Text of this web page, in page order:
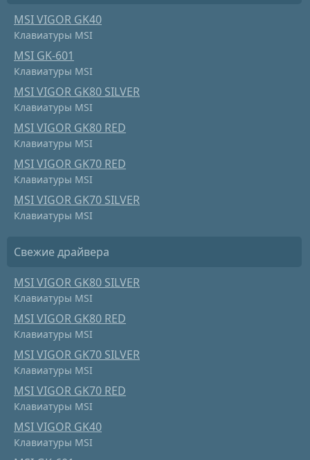
MSI VIGOR GK40
Клавиатуры MSI
MSI GK-601
Клавиатуры MSI
MSI VIGOR GK80 SILVER
Клавиатуры MSI
MSI VIGOR GK80 RED
Клавиатуры MSI
MSI VIGOR GK70 RED
Клавиатуры MSI
MSI VIGOR GK70 SILVER
Клавиатуры MSI
Свежие драйвера
MSI VIGOR GK80 SILVER
Клавиатуры MSI
MSI VIGOR GK80 RED
Клавиатуры MSI
MSI VIGOR GK70 SILVER
Клавиатуры MSI
MSI VIGOR GK70 RED
Клавиатуры MSI
MSI VIGOR GK40
Клавиатуры MSI